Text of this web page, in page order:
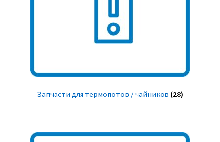
Запчасти для термопотов / чайников (28)